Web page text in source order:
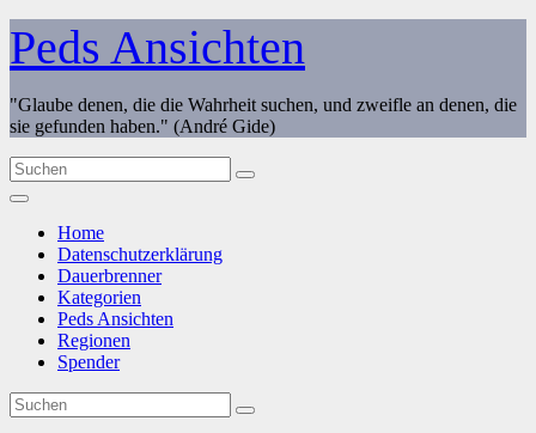
Zum
Inhalt
springen
Peds Ansichten
"Glaube denen, die die Wahrheit suchen, und zweifle an denen, die
sie gefunden haben." (André Gide)
Home
Datenschutzerklärung
Dauerbrenner
Kategorien
Peds Ansichten
Regionen
Spender